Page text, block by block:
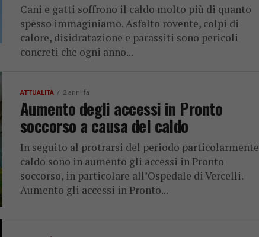
Cani e gatti soffrono il caldo molto più di quanto
spesso immaginiamo. Asfalto rovente, colpi di
calore, disidratazione e parassiti sono pericoli
concreti che ogni anno...
ATTUALITÀ 2 anni fa
Aumento degli accessi in Pronto
soccorso a causa del caldo
In seguito al protrarsi del periodo particolarmente
caldo sono in aumento gli accessi in Pronto
soccorso, in particolare all’Ospedale di Vercelli.
Aumento gli accessi in Pronto...